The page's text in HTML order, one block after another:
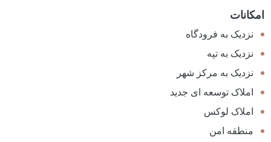
امکانات
نزدیک به فرودگاه
نزدیک به تپه
نزدیک به مرکز شهر
املاک توسعه ای جدید
املاک لوکس
منطقه امن